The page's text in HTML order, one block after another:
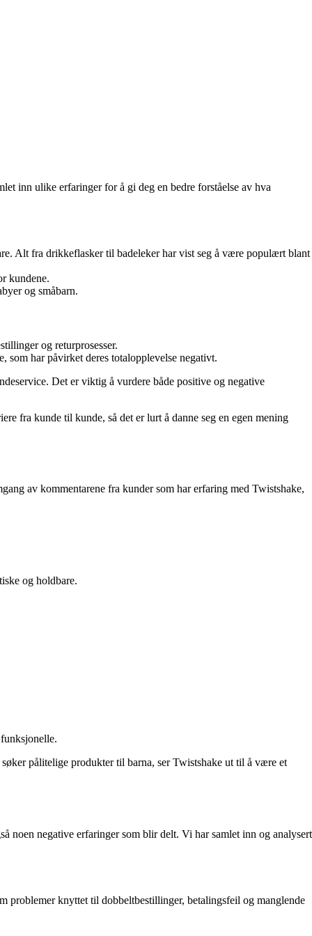
inn ulike erfaringer for å gi deg en bedre forståelse av hva
Alt fra drikkeflasker til badeleker har vist seg å være populært blant
kundene.
og småbarn.
og returprosesser.
har påvirket deres totalopplevelse negativt.
Det er viktig å vurdere både positive og negative
fra kunde til kunde, så det er lurt å danne seg en egen mening
av kommentarene fra kunder som har erfaring med Twistshake,
og holdbare.
pålitelige produkter til barna, ser Twistshake ut til å være et
noen negative erfaringer som blir delt. Vi har samlet inn og analysert
problemer knyttet til dobbeltbestillinger, betalingsfeil og manglende